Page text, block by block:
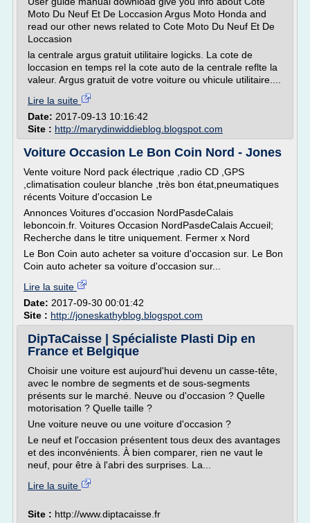
Moto Du Neuf Et De Loccasion Argus Moto Honda and
read our other news related to Cote Moto Du Neuf Et De
Loccasion
la centrale argus gratuit utilitaire logicks. La cote de
loccasion en temps rel la cote auto de la centrale reflte la
valeur. Argus gratuit de votre voiture ou vhicule utilitaire....
Lire la suite
Date: 2017-09-13 10:16:42
Site : http://marydinwiddieblog.blogspot.com
Voiture Occasion Le Bon Coin Nord - Jones
Vente voiture Nord pack électrique ,radio CD ,GPS
,climatisation couleur blanche ,très bon état,pneumatiques
récents Voiture d'occasion Le
Annonces Voitures d'occasion NordPasdeCalais
leboncoin.fr. Voitures Occasion NordPasdeCalais Accueil;
Recherche dans le titre uniquement. Fermer x Nord
Le Bon Coin auto acheter sa voiture d'occasion sur. Le Bon
Coin auto acheter sa voiture d'occasion sur...
Lire la suite
Date: 2017-09-30 00:01:42
Site : http://joneskathyblog.blogspot.com
DipTaCaisse | Spécialiste Plasti Dip en
France et Belgique
Choisir une voiture est aujourd'hui devenu un casse-tête,
avec le nombre de segments et de sous-segments
présents sur le marché. Neuve ou d'occasion ? Quelle
motorisation ? Quelle taille ?
Une voiture neuve ou une voiture d'occasion ?
Le neuf et l'occasion présentent tous deux des avantages
et des inconvénients. À bien comparer, rien ne vaut le
neuf, pour être à l'abri des surprises. La...
Lire la suite
Site : http://www.diptacaisse.fr